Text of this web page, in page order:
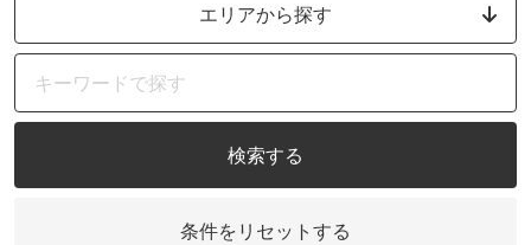
エリアから探す
検索する
条件をリセットする